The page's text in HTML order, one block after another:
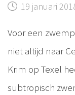
19 januari
Voor een
niet altijd naar
Krim op Texel
subtropisch